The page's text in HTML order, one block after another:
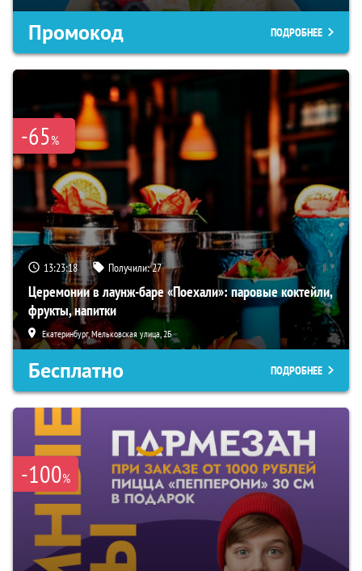
Промокод ПОДРОБНЕЕ
-65%
13:23:17 Получили:27
Церемонии в лаунж-баре «Поехали»: паровые коктейли,
фрукты, напитки
Екатеринбург, Мельковская улица, 2Б
Бесплатно ПОДРОБНЕЕ
-100%